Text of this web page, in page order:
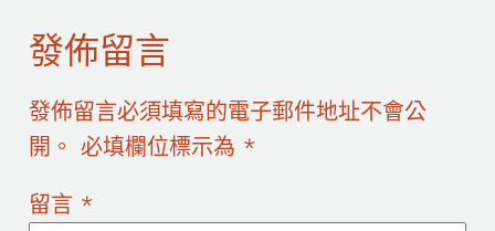
發佈留言
發佈留言必須填寫的電子郵件地址不會公
開。 必填欄位標示為 *
留言 *